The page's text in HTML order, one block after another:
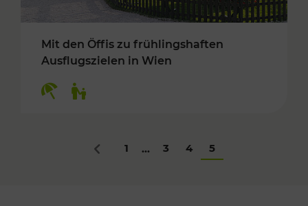
Mit den Öffis zu frühlingshaften
Ausflugszielen in Wien
Zurück
1 ... 3 4 5